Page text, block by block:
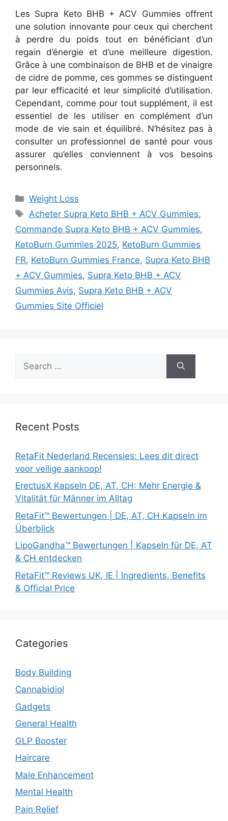
Les Supra Keto BHB + ACV Gummies offrent
une solution innovante pour ceux qui cherchent
à perdre du poids tout en bénéficiant d’un
regain d’énergie et d’une meilleure digestion.
Grâce à une combinaison de BHB et de vinaigre
de cidre de pomme, ces gommes se distinguent
par leur efficacité et leur simplicité d’utilisation.
Cependant, comme pour tout supplément, il est
essentiel de les utiliser en complément d’un
mode de vie sain et équilibré. N’hésitez pas à
consulter un professionnel de santé pour vous
assurer qu’elles conviennent à vos besoins
personnels.
Categories
Weight Loss
Tags
Acheter Supra Keto BHB + ACV Gummies,
Commande Supra Keto BHB + ACV Gummies,
KetoBurn Gummies 2025, KetoBurn Gummies
FR, KetoBurn Gummies France, Supra Keto BHB
+ ACV Gummies, Supra Keto BHB + ACV
Gummies Avis, Supra Keto BHB + ACV
Gummies Site Officiel
for:
Recent Posts
RetaFit Nederland Recensies: Lees dit direct
voor veilige aankoop!
ErectusX Kapseln DE, AT, CH: Mehr Energie &
Vitalität für Männer im Alltag
RetaFit™ Bewertungen | DE, AT, CH Kapseln im
Überblick
LipoGandha™ Bewertungen | Kapseln für DE, AT
& CH entdecken
RetaFit™ Reviews UK, IE | Ingredients, Benefits
& Official Price
Categories
Body Building
Cannabidiol
Gadgets
General Health
GLP Booster
Haircare
Male Enhancement
Mental Health
Pain Relief